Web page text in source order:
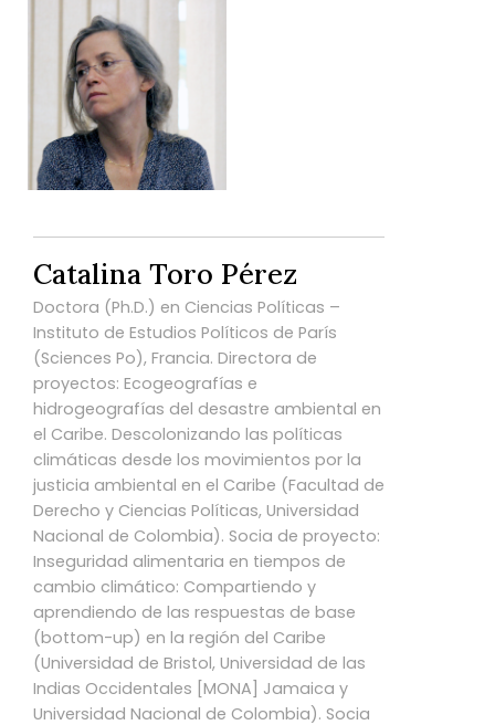
Catalina Toro Pérez
Doctora (Ph.D.) en Ciencias Políticas –
Instituto de Estudios Políticos de París
(Sciences Po), Francia. Directora de
proyectos: Ecogeografías e
hidrogeografías del desastre ambiental en
el Caribe. Descolonizando las políticas
climáticas desde los movimientos por la
justicia ambiental en el Caribe (Facultad de
Derecho y Ciencias Políticas, Universidad
Nacional de Colombia). Socia de proyecto:
Inseguridad alimentaria en tiempos de
cambio climático: Compartiendo y
aprendiendo de las respuestas de base
(bottom-up) en la región del Caribe
(Universidad de Bristol, Universidad de las
Indias Occidentales [MONA] Jamaica y
Universidad Nacional de Colombia). Socia